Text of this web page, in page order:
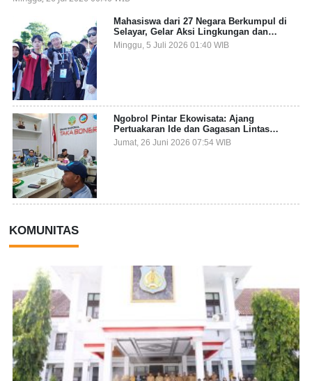
Mahasiswa dari 27 Negara Berkumpul di
Selayar, Gelar Aksi Lingkungan dan
Dalami Kearifan Lokal Bumi Tanadoang
Minggu, 5 Juli 2026 01:40 WIB
Ngobrol Pintar Ekowisata: Ajang
Pertuakaran Ide dan Gagasan Lintas
Sektor
Jumat, 26 Juni 2026 07:54 WIB
KOMUNITAS